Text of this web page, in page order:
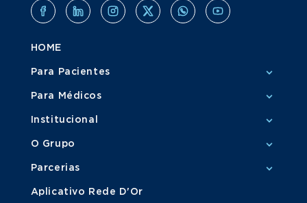
HOME
Para Pacientes
Para Médicos
Institucional
O Grupo
Parcerias
Aplicativo Rede D'Or